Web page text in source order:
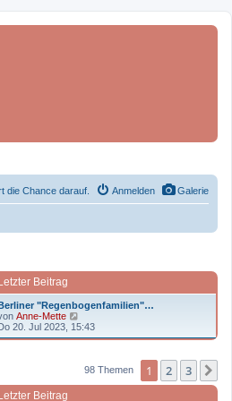
Galerie
Anmelden
die Chance darauf.
Beitrag
"Regenbogenfamilien"…
Anne-Mette
e
u
20. Jul 2023, 15:43
98 Themen 1 2 3
Beitrag